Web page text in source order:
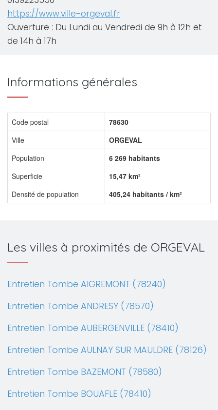
https://www.ville-orgeval.fr
Ouverture : Du Lundi au Vendredi de 9h à 12h et
de 14h à 17h
Informations générales
Code postal
78630
Ville
ORGEVAL
Population
6 269 habitants
Superficie
15,47 km²
Densité de population
405,24 habitants / km²
Les villes à proximités de ORGEVAL
Entretien Tombe AIGREMONT (78240)
Entretien Tombe ANDRESY (78570)
Entretien Tombe AUBERGENVILLE (78410)
Entretien Tombe AULNAY SUR MAULDRE (78126)
Entretien Tombe BAZEMONT (78580)
Entretien Tombe BOUAFLE (78410)